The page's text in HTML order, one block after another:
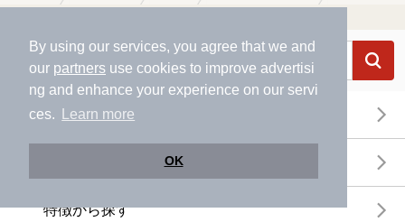
By using our services, you agree that we and
our partners use cookies to improve advertisi
ng and enhance your experience on our servi
ces.
Learn more
OK
エリアから探す
特徴から探す